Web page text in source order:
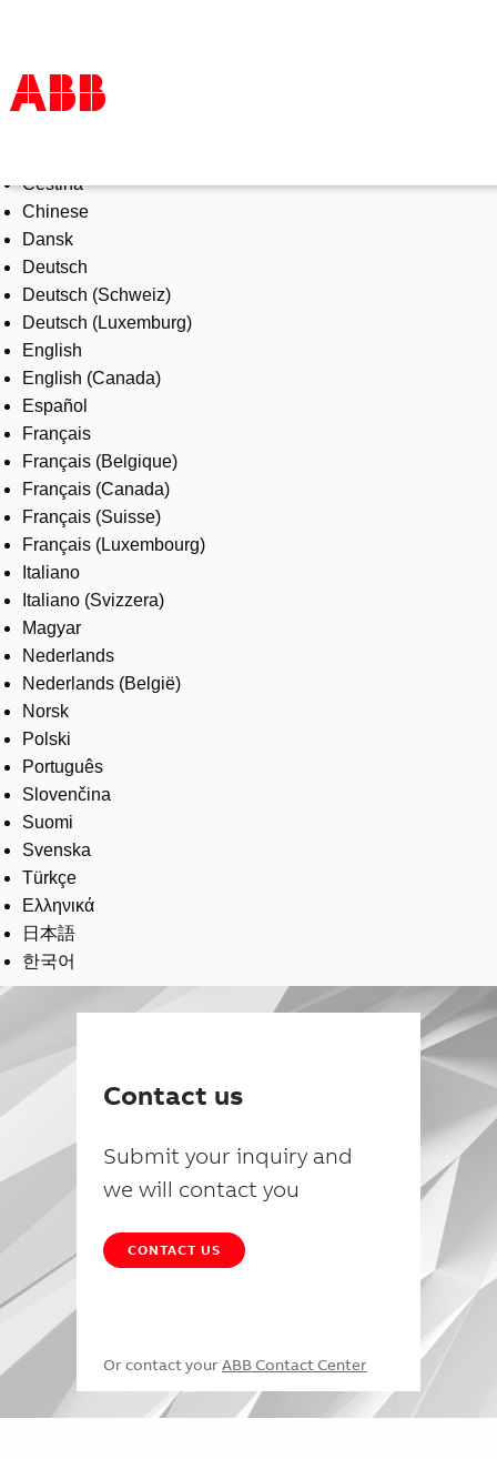
Products & Solutions
Industries
Services
About us
Where to buy
Contact us
Careers
Čeština
Chinese
Dansk
Deutsch
Deutsch (Schweiz)
Deutsch (Luxemburg)
English
English (Canada)
Español
Français
Français (Belgique)
Français (Canada)
Français (Suisse)
Français (Luxembourg)
Italiano
Italiano (Svizzera)
Magyar
Nederlands
Nederlands (België)
Norsk
Polski
Português
Slovenčina
Suomi
Svenska
Türkçe
Ελληνικά
日本語
한국어
Contact us
Submit your inquiry and
we will contact you
CONTACT US
Or contact your ABB Contact Center